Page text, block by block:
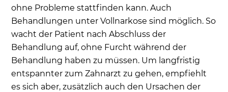
Wie kann Kindern die Zahnarztangst
genommen werden?
Häufige Fragen und Antworten zum
Überwinden der Angst
ohne Probleme stattfinden kann. Auch
Behandlungen unter Vollnarkose sind möglich. So
wacht der Patient nach Abschluss der
Behandlung auf, ohne Furcht während der
Behandlung haben zu müssen. Um langfristig
entspannter zum Zahnarzt zu gehen, empfiehlt
es sich aber, zusätzlich auch den Ursachen der